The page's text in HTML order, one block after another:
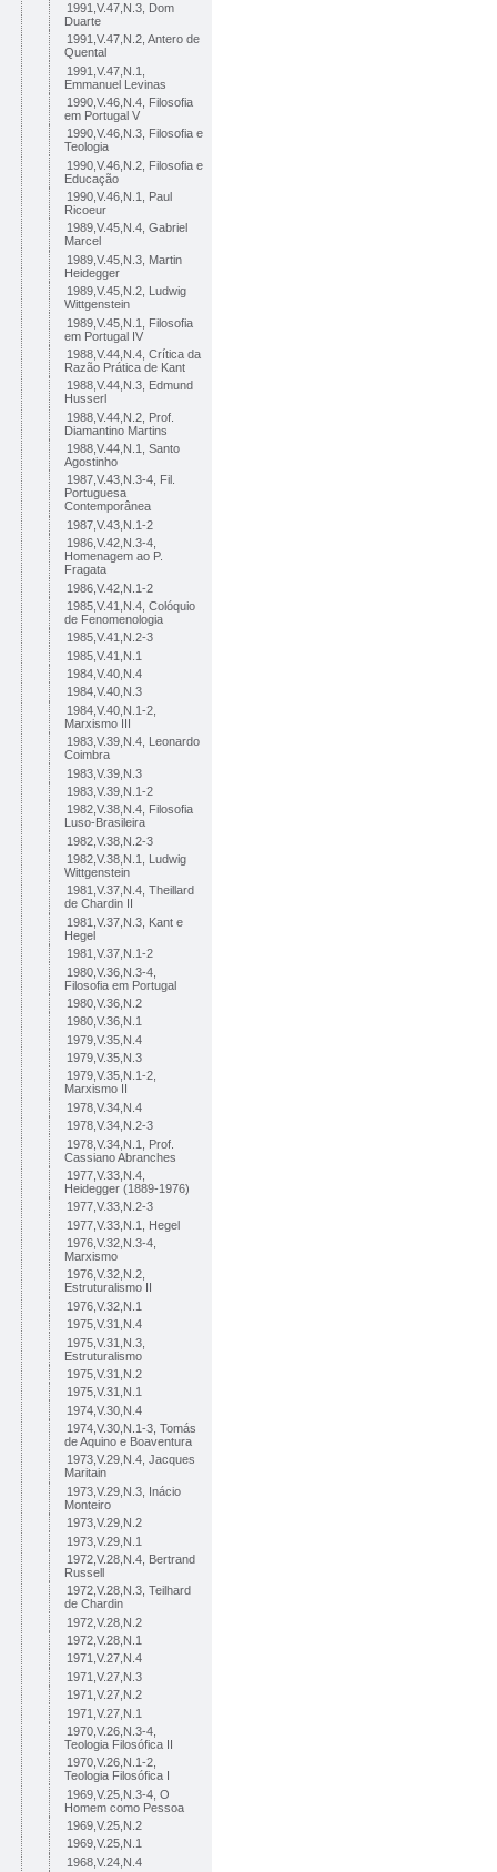
1991,V.47,N.3, Dom
Duarte
1991,V.47,N.2, Antero de
Quental
1991,V.47,N.1,
Emmanuel Levinas
1990,V.46,N.4, Filosofia
em Portugal V
1990,V.46,N.3, Filosofia e
Teologia
1990,V.46,N.2, Filosofia e
Educação
1990,V.46,N.1, Paul
Ricoeur
1989,V.45,N.4, Gabriel
Marcel
1989,V.45,N.3, Martin
Heidegger
1989,V.45,N.2, Ludwig
Wittgenstein
1989,V.45,N.1, Filosofia
em Portugal IV
1988,V.44,N.4, Crítica da
Razão Prática de Kant
1988,V.44,N.3, Edmund
Husserl
1988,V.44,N.2, Prof.
Diamantino Martins
1988,V.44,N.1, Santo
Agostinho
1987,V.43,N.3-4, Fil.
Portuguesa
Contemporânea
1987,V.43,N.1-2
1986,V.42,N.3-4,
Homenagem ao P.
Fragata
1986,V.42,N.1-2
1985,V.41,N.4, Colóquio
de Fenomenologia
1985,V.41,N.2-3
1985,V.41,N.1
1984,V.40,N.4
1984,V.40,N.3
1984,V.40,N.1-2,
Marxismo III
1983,V.39,N.4, Leonardo
Coimbra
1983,V.39,N.3
1983,V.39,N.1-2
1982,V.38,N.4, Filosofia
Luso-Brasileira
1982,V.38,N.2-3
1982,V.38,N.1, Ludwig
Wittgenstein
1981,V.37,N.4, Theillard
de Chardin II
1981,V.37,N.3, Kant e
Hegel
1981,V.37,N.1-2
1980,V.36,N.3-4,
Filosofia em Portugal
1980,V.36,N.2
1980,V.36,N.1
1979,V.35,N.4
1979,V.35,N.3
1979,V.35,N.1-2,
Marxismo II
1978,V.34,N.4
1978,V.34,N.2-3
1978,V.34,N.1, Prof.
Cassiano Abranches
1977,V.33,N.4,
Heidegger (1889-1976)
1977,V.33,N.2-3
1977,V.33,N.1, Hegel
1976,V.32,N.3-4,
Marxismo
1976,V.32,N.2,
Estruturalismo II
1976,V.32,N.1
1975,V.31,N.4
1975,V.31,N.3,
Estruturalismo
1975,V.31,N.2
1975,V.31,N.1
1974,V.30,N.4
1974,V.30,N.1-3, Tomás
de Aquino e Boaventura
1973,V.29,N.4, Jacques
Maritain
1973,V.29,N.3, Inácio
Monteiro
1973,V.29,N.2
1973,V.29,N.1
1972,V.28,N.4, Bertrand
Russell
1972,V.28,N.3, Teilhard
de Chardin
1972,V.28,N.2
1972,V.28,N.1
1971,V.27,N.4
1971,V.27,N.3
1971,V.27,N.2
1971,V.27,N.1
1970,V.26,N.3-4,
Teologia Filosófica II
1970,V.26,N.1-2,
Teologia Filosófica I
1969,V.25,N.3-4, O
Homem como Pessoa
1969,V.25,N.2
1969,V.25,N.1
1968,V.24,N.4